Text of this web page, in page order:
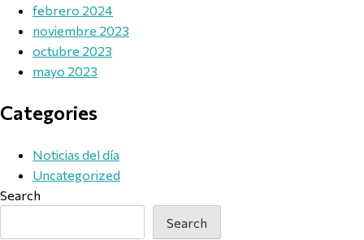
febrero 2024
noviembre 2023
octubre 2023
mayo 2023
Categories
Noticias del día
Uncategorized
Search
Search